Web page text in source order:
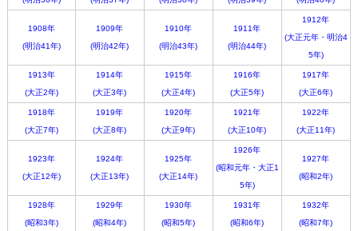
1908年
(明治41年)
1909年
(明治42年)
1910年
(明治43年)
1911年
(明治44年)
1912年
(大正元年・明治4
5年)
1913年
(大正2年)
1914年
(大正3年)
1915年
(大正4年)
1916年
(大正5年)
1917年
(大正6年)
1918年
(大正7年)
1919年
(大正8年)
1920年
(大正9年)
1921年
(大正10年)
1922年
(大正11年)
1923年
(大正12年)
1924年
(大正13年)
1925年
(大正14年)
1926年
(昭和元年・大正1
5年)
1927年
(昭和2年)
1928年
(昭和3年)
1929年
(昭和4年)
1930年
(昭和5年)
1931年
(昭和6年)
1932年
(昭和7年)